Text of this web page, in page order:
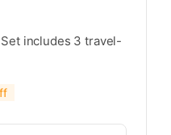
includes 3 travel-